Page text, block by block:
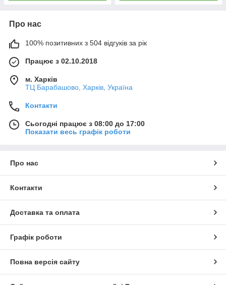
Про нас
100% позитивних з 504 відгуків за рік
Працює з 02.10.2018
м. Харків
ТЦ Барабашово, Харків, Україна
Контакти
Сьогодні працює з 08:00 до 17:00
Показати весь графік роботи
Про нас
Контакти
Доставка та оплата
Графік роботи
Повна версія сайту